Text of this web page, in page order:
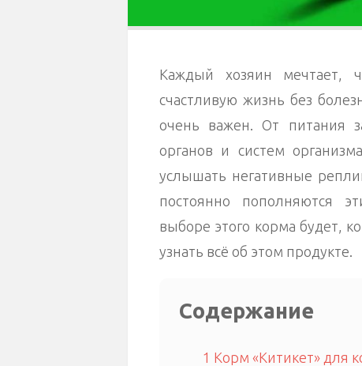
Каждый хозяин мечтает,
счастливую жизнь без
очень важен. От питания
органов и систем
услышать негативные
постоянно пополняются
выборе этого корма будет,
узнать всё об этом продукте.
Содержание
1 Корм «Китикет» для